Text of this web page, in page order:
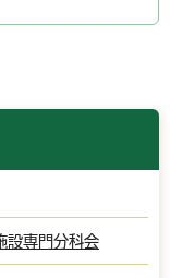
設専門分科会